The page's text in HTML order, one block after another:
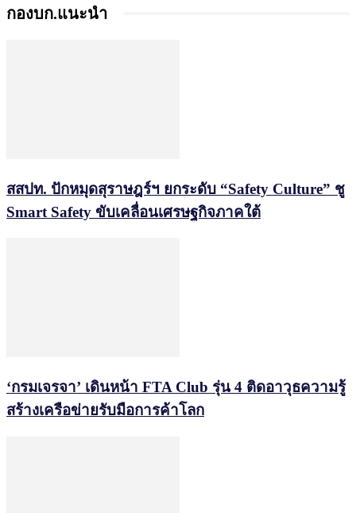
กองบก.แนะนำ
สสปท. ปักหมุดสุราษฎร์ฯ ยกระดับ “Safety Culture” ชู
Smart Safety ขับเคลื่อนเศรษฐกิจภาคใต้
‘กรมเจรจา’ เดินหน้า FTA Club รุ่น 4 ติดอาวุธความรู้
สร้างเครือข่ายรับมือการค้าโลก